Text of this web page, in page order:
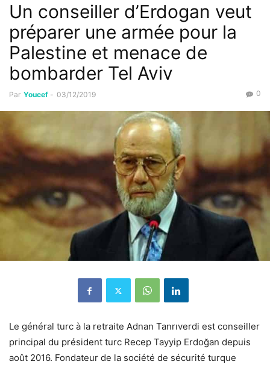
Un conseiller d’Erdogan veut
préparer une armée pour la
Palestine et menace de
bombarder Tel Aviv
Par Youcef - 03/12/2019 0
Le général turc à la retraite Adnan Tanrıverdi est conseiller
principal du président turc Recep Tayyip Erdoğan depuis
août 2016. Fondateur de la société de sécurité turque